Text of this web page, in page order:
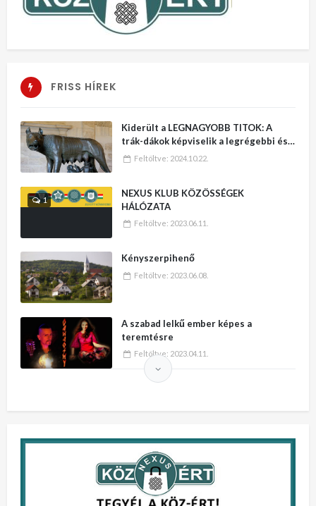
FRISS HÍREK
Kiderült a LEGNAGYOBB TITOK: A
trák-dákok képviselik a legrégebbi és
legmagasabb kultúrát a Földön – No,
Feltöltve: 2024.10.22.
1
NEXUS KLUB KÖZÖSSÉGEK
HÁLÓZATA
Feltöltve: 2023.06.11.
Kényszerpihenő
Feltöltve: 2023.06.08.
A szabad lelkű ember képes a
teremtésre
Feltöltve: 2023.04.11.